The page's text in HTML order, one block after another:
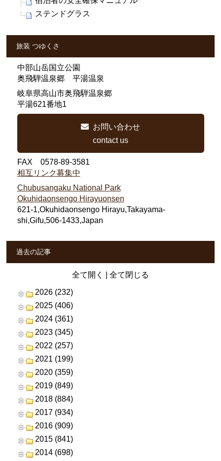
ステンドグラス
旅装 つゆくさ
中部山岳国立公園
奥飛騨温泉郷 平湯温泉
岐阜県高山市奥飛騨温泉郷
平湯621番地1
お問い合わせ
contact us
FAX 0578-89-3581
相互リンク募集中
Chubusangaku National Park
Okuhidaonsengo Hirayuonsen
621-1,Okuhidaonsengo Hirayu,Takayama-
shi,Gifu,506-1433,Japan
過去の記事
全て開く 全て閉じる
2026 (232)
2025 (406)
2024 (361)
2023 (345)
2022 (257)
2021 (199)
2020 (359)
2019 (849)
2018 (884)
2017 (934)
2016 (909)
2015 (841)
2014 (698)